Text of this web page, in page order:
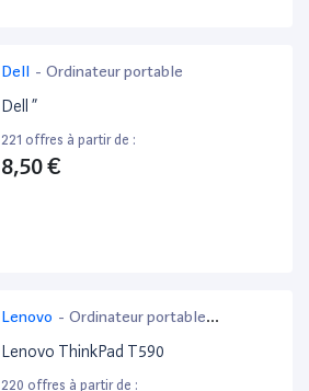
Dell - Ordinateur portable
Dell ”
221 offres à partir de :
8,50 €
Lenovo - Ordinateur portable
bureautique
Lenovo ThinkPad T590
220 offres à partir de :